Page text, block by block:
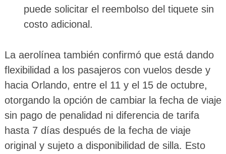
puede solicitar el reembolso del tiquete sin
costo adicional.
La aerolínea también confirmó que está dando
flexibilidad a los pasajeros con vuelos desde y
hacia Orlando, entre el 11 y el 15 de octubre,
otorgando la opción de cambiar la fecha de viaje
sin pago de penalidad ni diferencia de tarifa
hasta 7 días después de la fecha de viaje
original y sujeto a disponibilidad de silla. Esto